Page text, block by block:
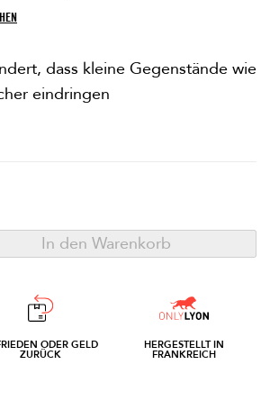
dass kleine Gegenstände wie
eindringen
In den Warenkorb
ODER GELD
ZURÜCK
HERGESTELLT IN
FRANKREICH